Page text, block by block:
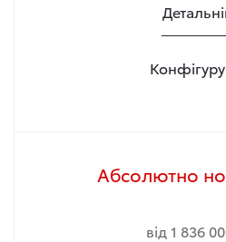
Абсолютно
від 1 836